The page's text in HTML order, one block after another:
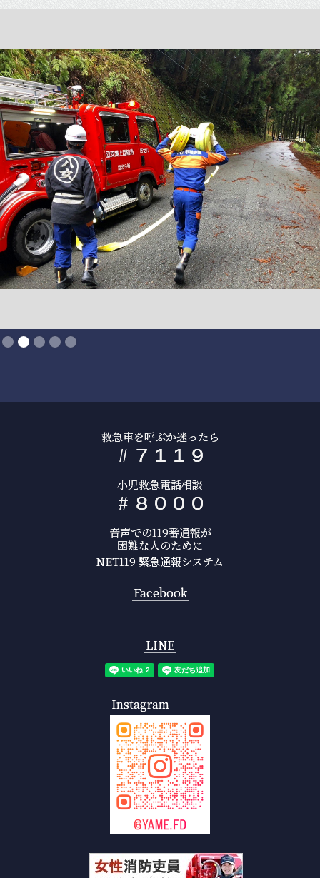
Slide 2 of 5.
救急車を呼ぶか迷ったら
# 7 1 1 9
小児救急電話相談
# 8 0 0 0
音声での119番通報が
困難な人のために
NET119 緊急通報システム
Facebook
LINE
Instagram